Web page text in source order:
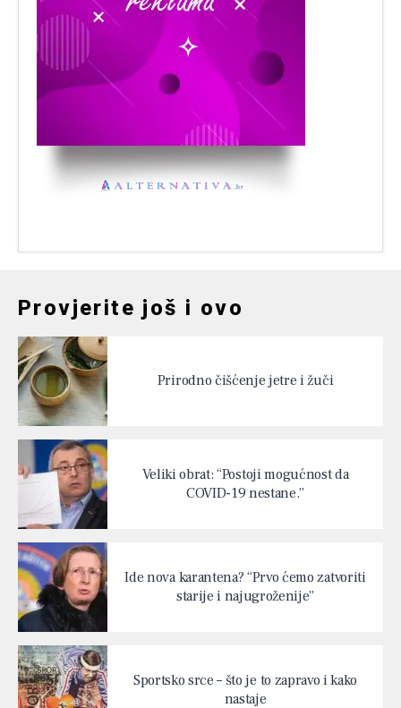
Provjerite još i ovo
Prirodno čišćenje jetre i žuči
Veliki obrat: “Postoji mogućnost da
COVID-19 nestane.”
Ide nova karantena? “Prvo ćemo zatvoriti
starije i najugroženije”
Sportsko srce – što je to zapravo i kako
nastaje